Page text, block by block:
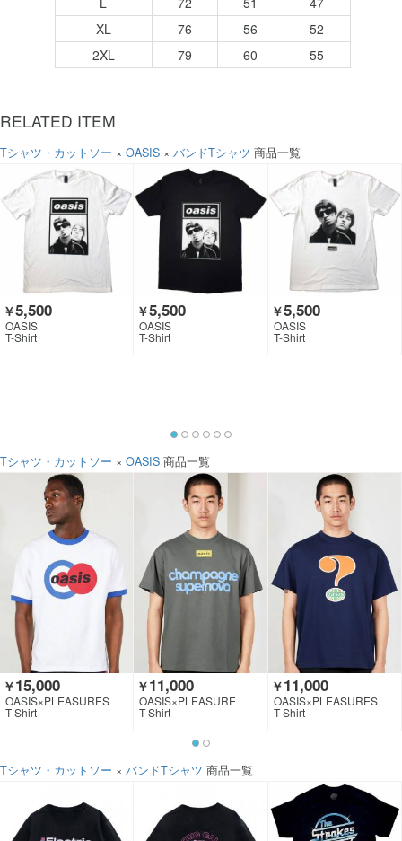
XL
76 56
52
2XL
79 60 55
RELATED ITEM
Tシャツ・カットソー × OASIS × バンドTシャツ 商品一覧
￥5,500
OASIS
T-Shirt
￥5,500
OASIS
T-Shirt
￥5,500
OASIS
T-Shirt
Tシャツ・カットソー × OASIS 商品一覧
￥15,000
OASIS×PLEASURES
T-Shirt
￥11,000
OASIS×PLEASURE
T-Shirt
￥11,000
OASIS×PLEASURES
T-Shirt
Tシャツ・カットソー × バンドTシャツ 商品一覧